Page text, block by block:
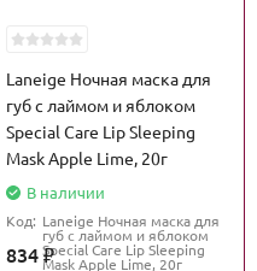
Laneige Ночная маска для
губ с лаймом и яблоком
Special Care Lip Sleeping
Mask Apple Lime, 20г
В наличии
Код: Laneige Ночная маска для
губ с лаймом и яблоком
Special Care Lip Sleeping
Mask Apple Lime, 20г
834₽